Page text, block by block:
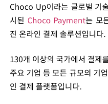
Choco Up이라는 글로벌 기
시된 Choco Payment는 모
진 온라인 결제 솔루션입니다.
130개 이상의 국가에서 결제
주요 기업 등 모든 규모의 기
인 결제 플랫폼입니다.